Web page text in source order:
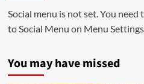
Social menu is not set. You
to Social Menu on Menu
You may have missed